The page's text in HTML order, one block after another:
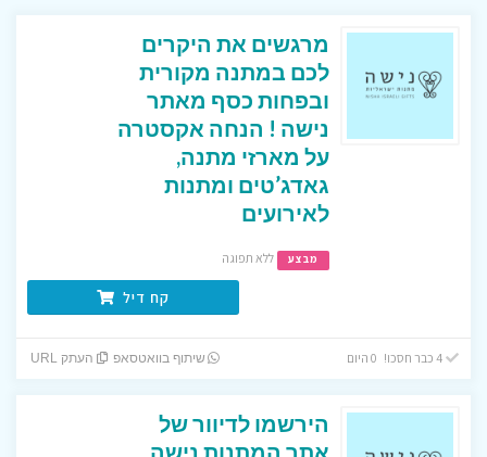
מרגשים את היקרים
לכם במתנה מקורית
ובפחות כסף מאתר
נישה ! הנחה אקסטרה
על מארזי מתנה,
גאדג’טים ומתנות
לאירועים
מבצע ללא תפוגה
קח דיל
4 כבר חסכו! 0 היום שיתוף בוואטסאפ העתק URL
הירשמו לדיוור של
אתר המתנות נישה